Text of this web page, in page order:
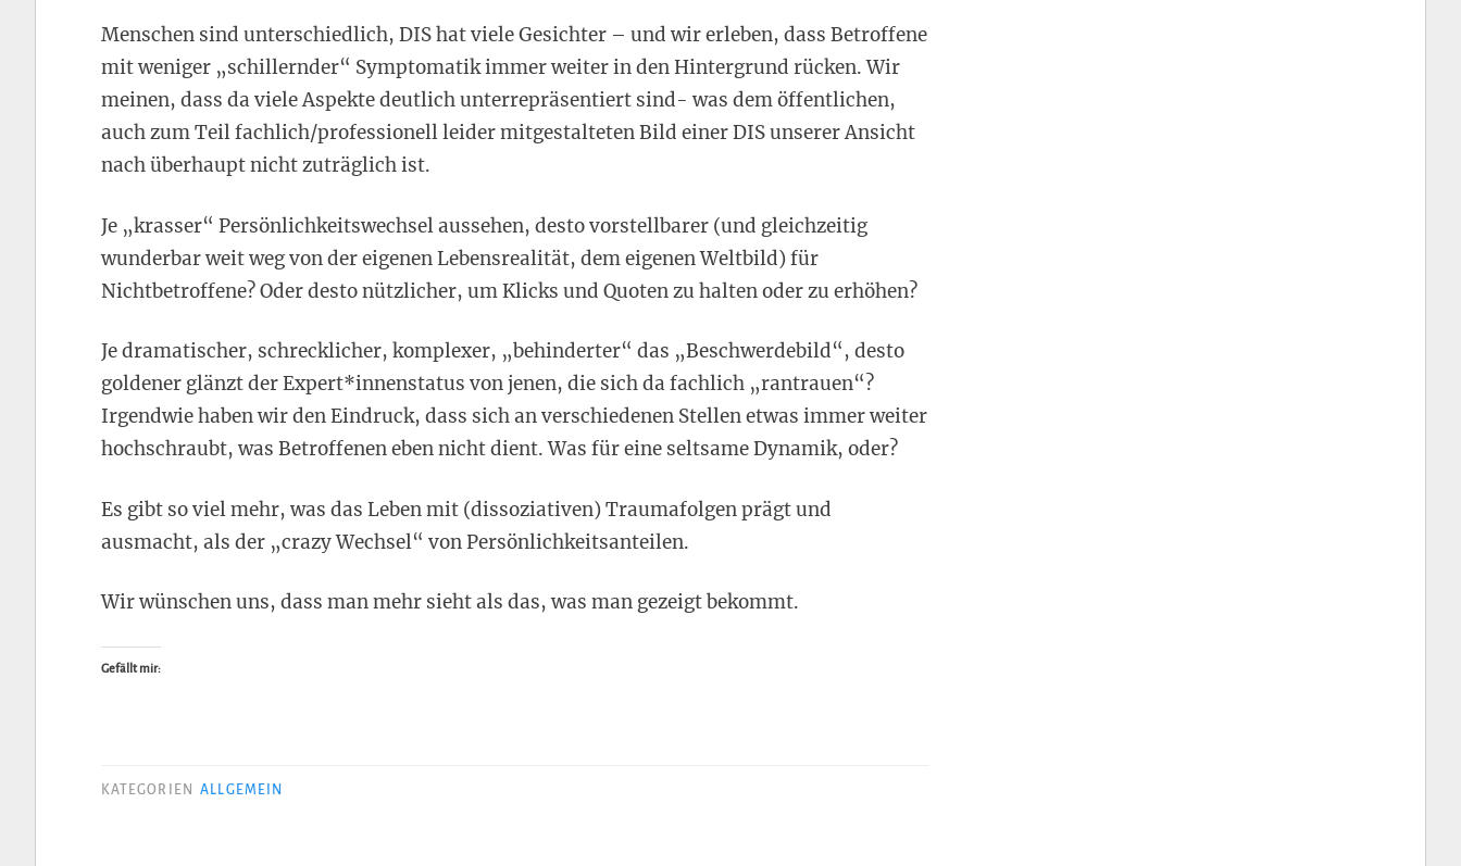
Menschen sind unterschiedlich, DIS hat viele Gesichter – und wir erleben, dass Betroffene
mit weniger „schillernder“ Symptomatik immer weiter in den Hintergrund rücken. Wir
meinen, dass da viele Aspekte deutlich unterrepräsentiert sind- was dem öffentlichen,
auch zum Teil fachlich/professionell leider mitgestalteten Bild einer DIS unserer Ansicht
nach überhaupt nicht zuträglich ist.
Je „krasser“ Persönlichkeitswechsel aussehen, desto vorstellbarer (und gleichzeitig
wunderbar weit weg von der eigenen Lebensrealität, dem eigenen Weltbild) für
Nichtbetroffene? Oder desto nützlicher, um Klicks und Quoten zu halten oder zu erhöhen?
Je dramatischer, schrecklicher, komplexer, „behinderter“ das „Beschwerdebild“, desto
goldener glänzt der Expert*innenstatus von jenen, die sich da fachlich „rantrauen“?
Irgendwie haben wir den Eindruck, dass sich an verschiedenen Stellen etwas immer weiter
hochschraubt, was Betroffenen eben nicht dient. Was für eine seltsame Dynamik, oder?
Es gibt so viel mehr, was das Leben mit (dissoziativen) Traumafolgen prägt und
ausmacht, als der „crazy Wechsel“ von Persönlichkeitsanteilen.
Wir wünschen uns, dass man mehr sieht als das, was man gezeigt bekommt.
Gefällt mir:
KATEGORIEN ALLGEMEIN